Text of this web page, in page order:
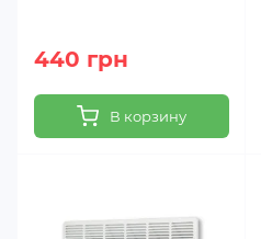
440 грн
В корзину